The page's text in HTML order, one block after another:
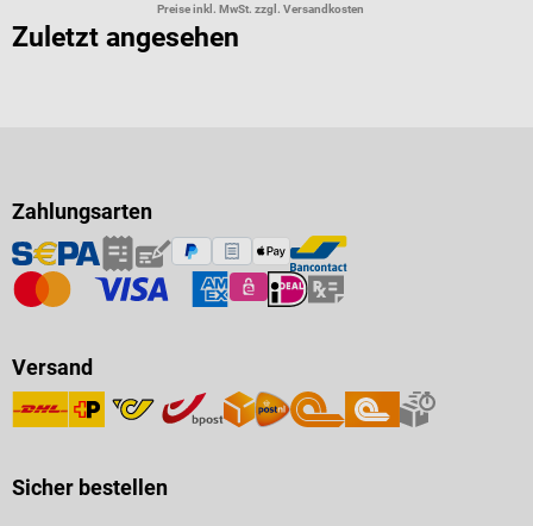
Preise inkl. MwSt. zzgl. Versandkosten
Zuletzt angesehen
Zahlungsarten
Versand
Sicher bestellen